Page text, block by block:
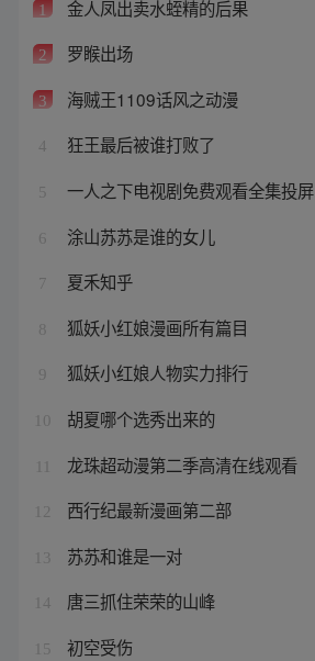
1 金人凤出卖水蛭精的后果
2 罗睺出场
3 海贼王1109话风之动漫
4 狂王最后被谁打败了
5 一人之下电视剧免费观看全集投屏
6 涂山苏苏是谁的女儿
7 夏禾知乎
8 狐妖小红娘漫画所有篇目
9 狐妖小红娘人物实力排行
10 胡夏哪个选秀出来的
龙珠超动漫第二季高清在线观看
12 西行纪最新漫画第二部
13 苏苏和谁是一对
14 唐三抓住荣荣的山峰
15 初空受伤